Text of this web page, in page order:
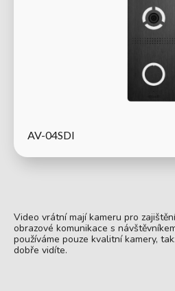
AV-04SDI
Video vrátní mají kameru pro
obrazové komunikace s
používáme pouze kvalitní kamery,
dobře vidíte.